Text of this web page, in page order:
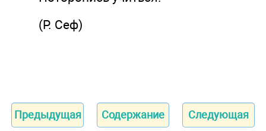
(Р. Сеф)
Предыдущая Содержание Следующая